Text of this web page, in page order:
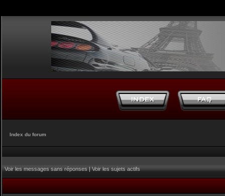
Index du forum
Voir les messages sans réponses|Voir les sujets actifs